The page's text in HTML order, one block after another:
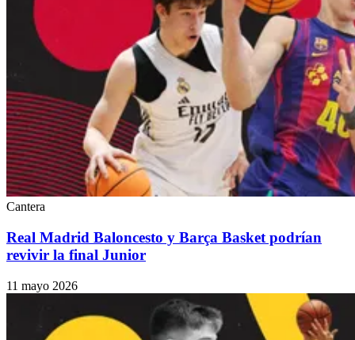
Cantera
Real Madrid Baloncesto y Barça Basket podrían
revivir la final Junior
11 mayo 2026